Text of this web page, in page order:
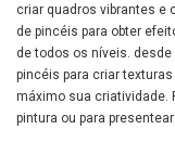
criar quadros vibrantes e
de pincéis para obter
de todos os níveis.
pincéis para criar
máximo sua criatividade.
pintura ou para